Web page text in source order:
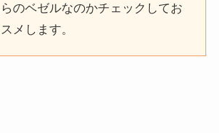
のベゼルなのかチェックしてお
メします。